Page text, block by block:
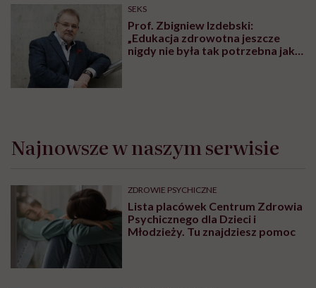
SEKS
Prof. Zbigniew Izdebski:
„Edukacja zdrowotna jeszcze
nigdy nie była tak potrzebna jak
Najnowsze w naszym serwisie
ZDROWIE PSYCHICZNE
Lista placówek Centrum Zdrowia
Psychicznego dla Dzieci i
Młodzieży. Tu znajdziesz pomoc